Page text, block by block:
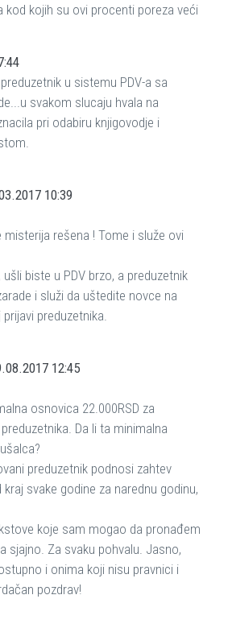
kod kojih su ovi procenti poreza veći
u sistemu PDV-a sa
svakom slucaju hvala na
pri odabiru knjigovodje i
10:39
misterija rešena ! Tome i služe ovi
biste u PDV brzo, a preduzetnik
i služi da uštedite novce na
preduzetnika.
12:45
osnovica 22.000RSD za
Da li ta minimalna
preduzetnik podnosi zahtev
svake godine za narednu godinu,
koje sam mogao da pronađem
sjajno. Za svaku pohvalu. Jasno,
i onima koji nisu pravnici i
pozdrav!